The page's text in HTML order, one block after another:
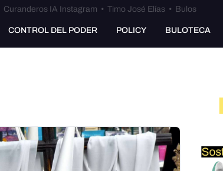
Curanderos IA Instagram • Timo José Elías• Bulos
CONTROL DEL PODER POLICY BULOTECA